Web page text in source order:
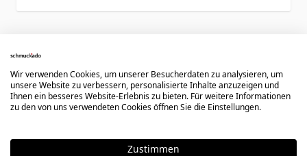
Gute Qualität
Wir verwenden Cookies, um unserer Besucherdaten zu analysieren, um
unsere Website zu verbessern, personalisierte Inhalte anzuzeigen und
Ihnen ein besseres Website-Erlebnis zu bieten. Für weitere Informationen
zu den von uns verwendeten Cookies öffnen Sie die Einstellungen.
Zustimmen